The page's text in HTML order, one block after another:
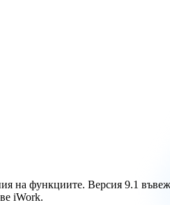
на функциите. Версия 9.1
iWork.